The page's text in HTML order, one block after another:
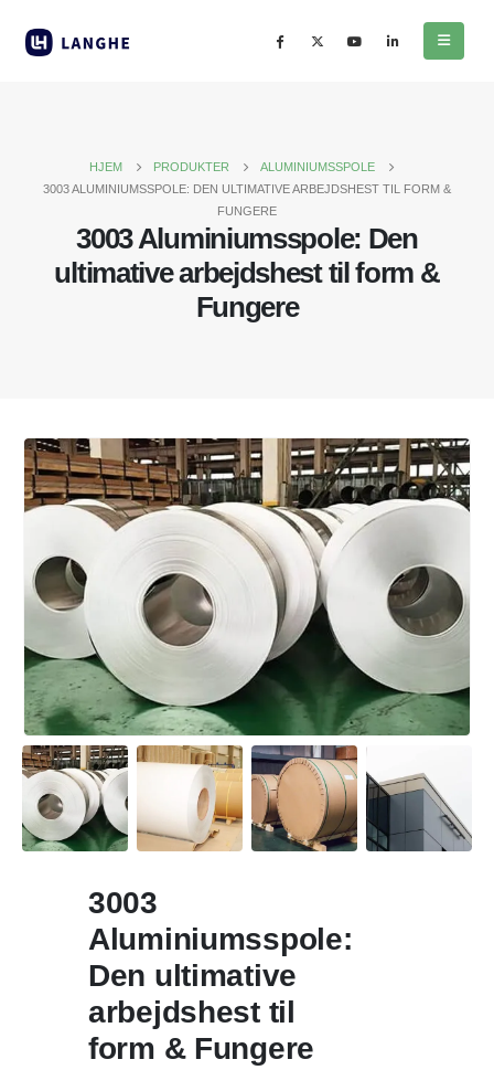
HJEM PRODUKTER
ALUMINIUMSSPOLE
3003 ALUMINIUMSSPOLE: DEN ULTIMATIVE ARBEJDSHEST TIL FORM &
FUNGERE
3003 Aluminiumsspole: Den
ultimative arbejdshest til form &
Fungere
3003
Aluminiumsspole:
Den ultimative
arbejdshest til
form & Fungere